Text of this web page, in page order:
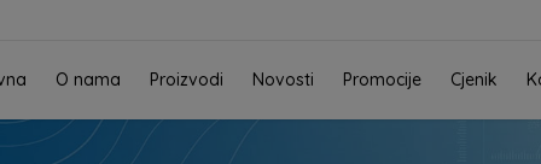
O nama Proizvodi Novosti Promocije Cjenik